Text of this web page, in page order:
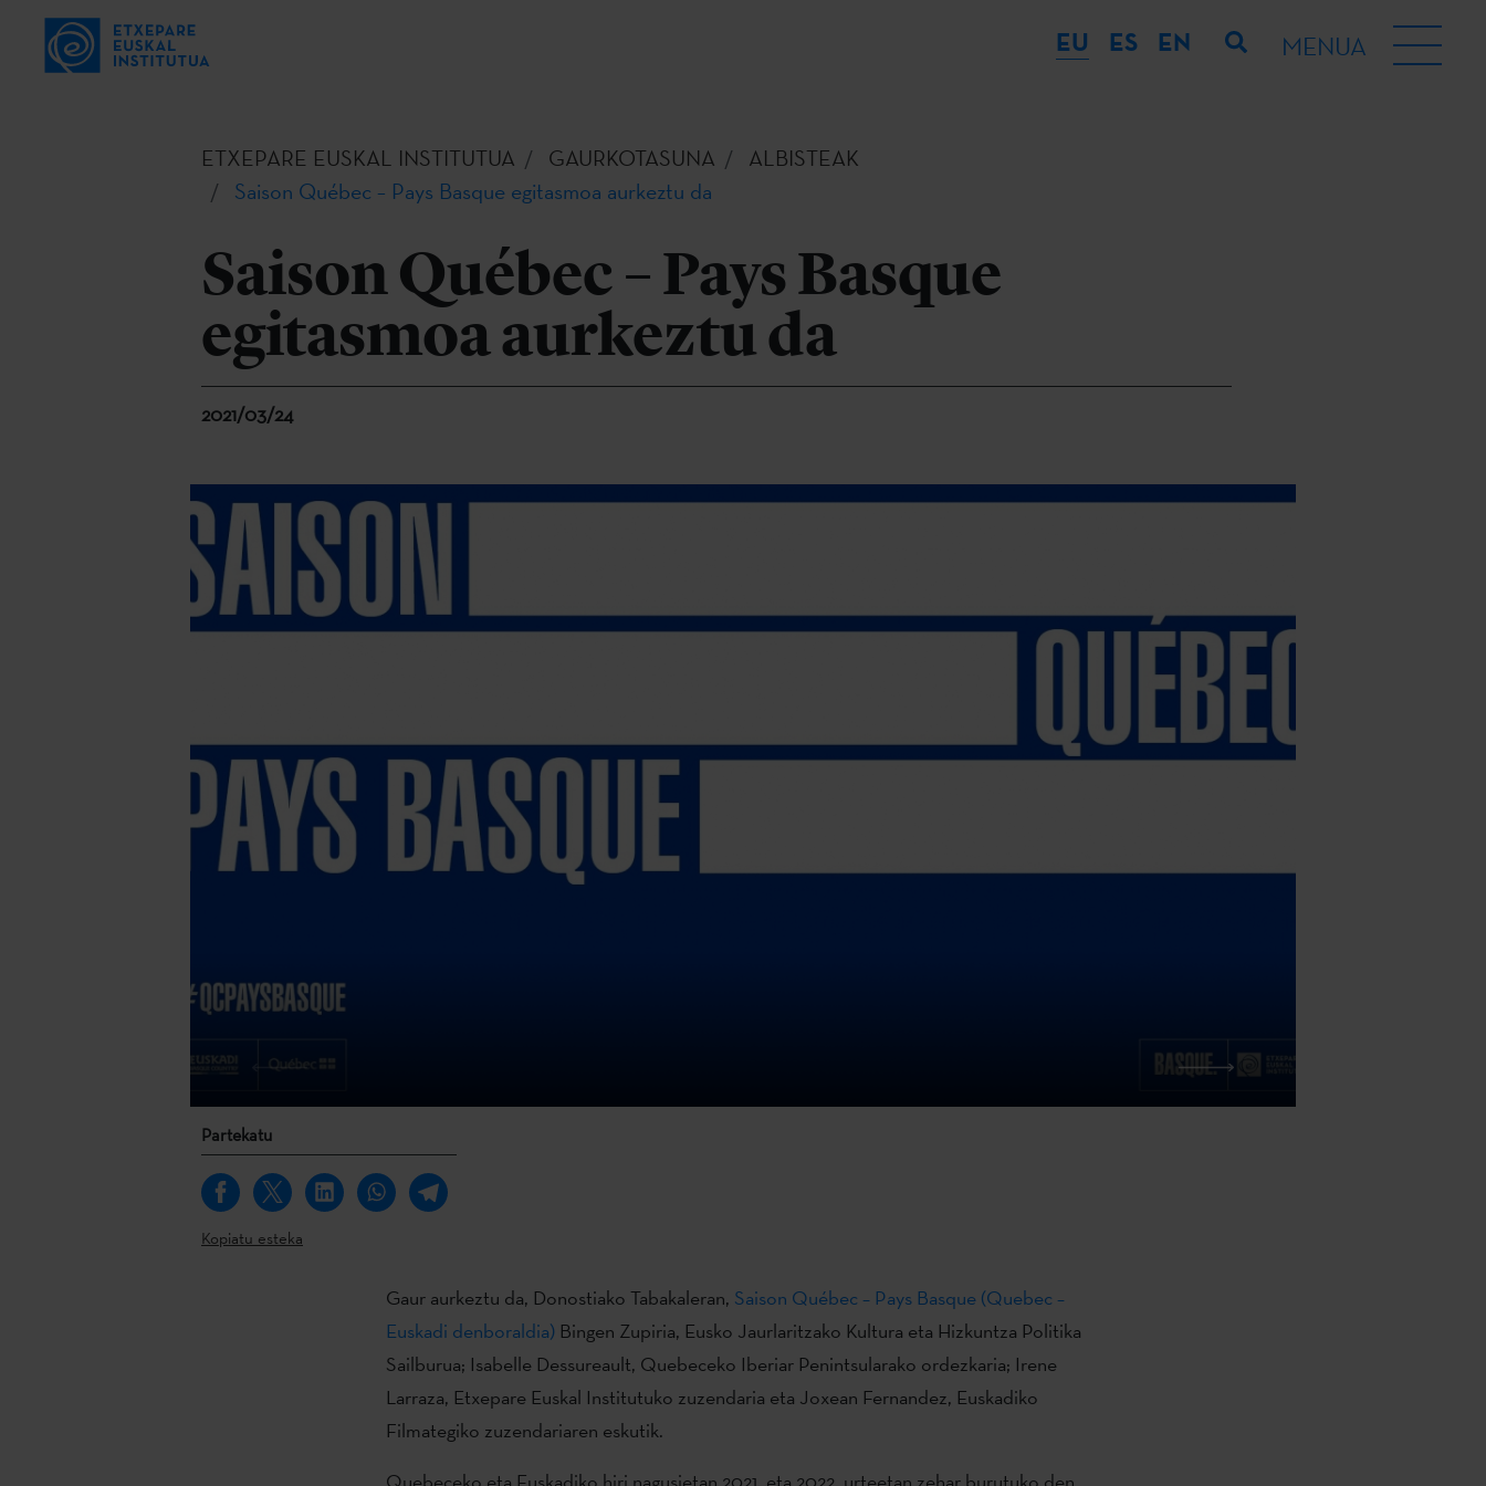
EU ES EN MENUA
ETXEPARE EUSKAL INSTITUTUA GAURKOTASUNA
ALBISTEAK
Saison Québec – Pays Basque egitasmoa aurkeztu da
Saison Québec – Pays Basque
egitasmoa aurkeztu da
2021/03/24
Partekatu
Kopiatu esteka
Gaur aurkeztu da, Donostiako Tabakaleran, Saison Québec – Pays Basque (Quebec –
Euskadi denboraldia)Bingen Zupiria, Eusko Jaurlaritzako Kultura eta Hizkuntza Politika
Sailburua; Isabelle Dessureault, Quebeceko Iberiar Penintsularako ordezkaria; Irene
Larraza, Etxepare Euskal Institutuko zuzendaria eta Joxean Fernandez, Euskadiko
Filmategiko zuzendariaren eskutik.
Quebeceko eta Euskadiko hiri nagusietan 2021. eta 2022. urteetan zehar burutuko den